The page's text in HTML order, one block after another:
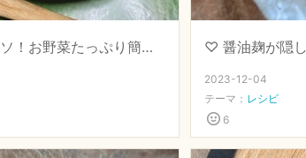
♡ 味噌がミソ！お野菜たっぷり簡単豆乳シチュー ♡ 【 #発酵専門店直伝 #味噌 】
2023-12-04
テーマ： レシピ
6